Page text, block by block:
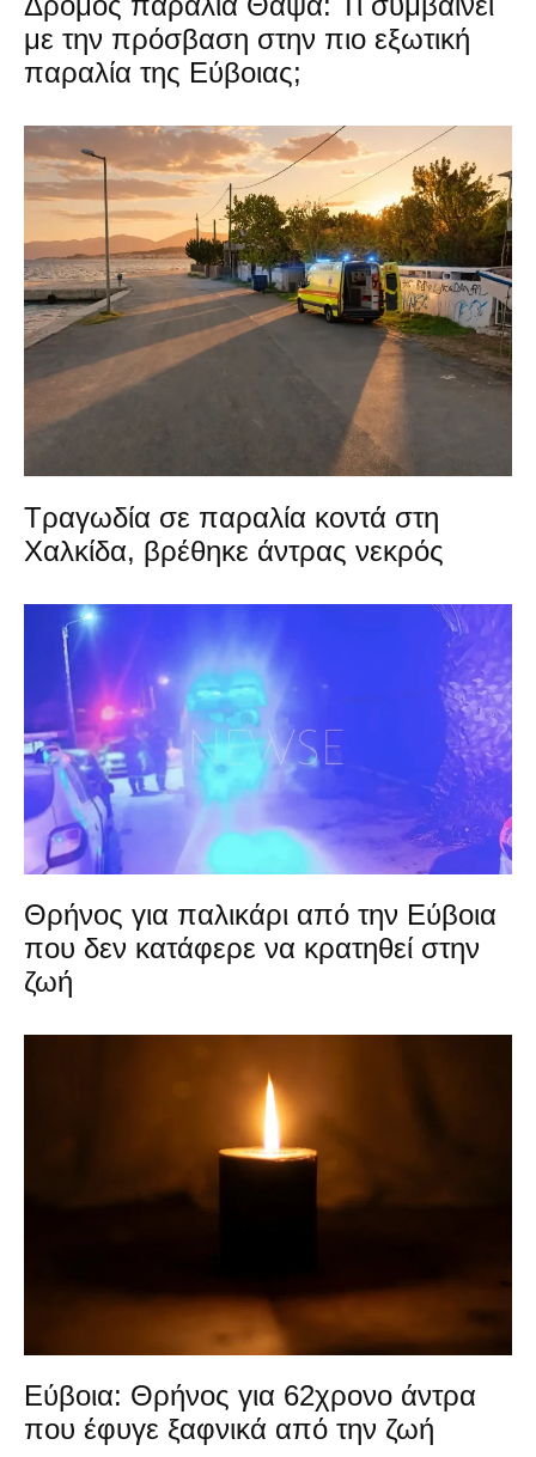
με την πρόσβαση στην πιο εξωτική
παραλία της Εύβοιας;
Τραγωδία σε παραλία κοντά στη
Χαλκίδα, βρέθηκε άντρας νεκρός
Θρήνος για παλικάρι από την Εύβοια
που δεν κατάφερε να κρατηθεί στην
ζωή
Εύβοια: Θρήνος για 62χρονο άντρα
που έφυγε ξαφνικά από την ζωή